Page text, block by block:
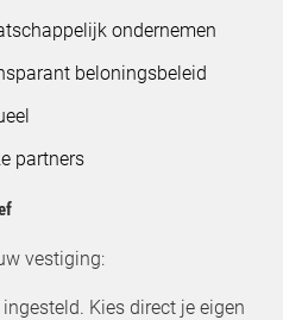
ondernemen
beloningsbeleid
partners
vestiging:
Kies direct je eigen